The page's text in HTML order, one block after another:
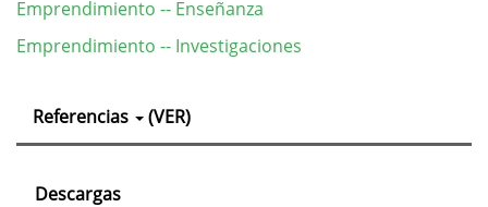
Emprendimiento -- Enseñanza
Emprendimiento -- Investigaciones
Detalles
del
artículo
Referencias (VER)
Descargas